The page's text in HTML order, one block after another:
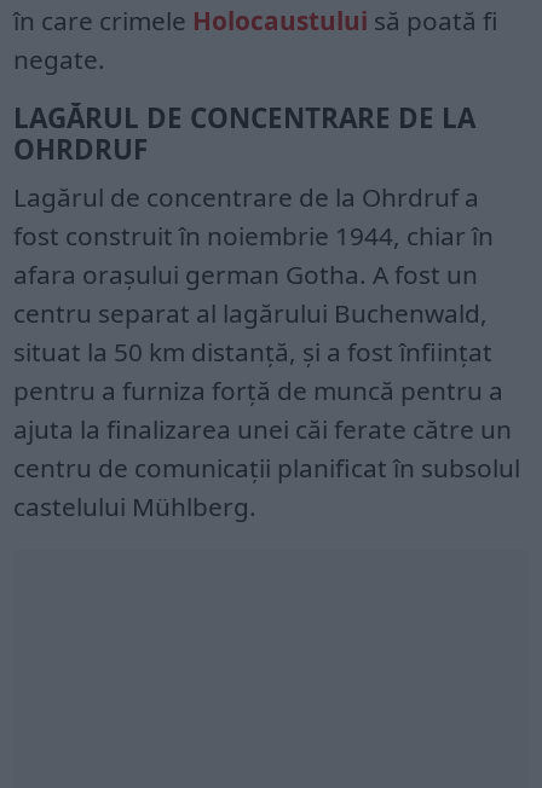
în care crimele Holocaustului să poată fi
negate.
LAGĂRUL DE CONCENTRARE DE LA
OHRDRUF
Lagărul de concentrare de la Ohrdruf a
fost construit în noiembrie 1944, chiar în
afara orașului german Gotha. A fost un
centru separat al lagărului Buchenwald,
situat la 50 km distanță, și a fost înființat
pentru a furniza forță de muncă pentru a
ajuta la finalizarea unei căi ferate către un
centru de comunicații planificat în subsolul
castelului Mühlberg.